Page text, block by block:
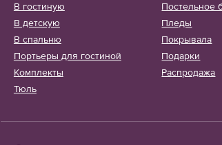
В гостиную
В детскую
В спальню
Портьеры для гостиной
Комплекты
Тюль
Постельное
Пледы
Покрывала
Подарки
Распродажа